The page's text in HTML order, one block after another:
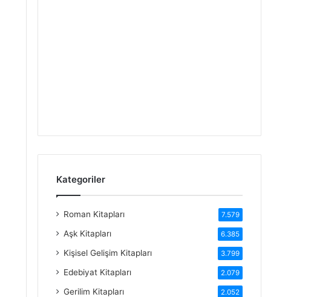
Kategoriler
Roman Kitapları 7.579
Aşk Kitapları 6.385
Kişisel Gelişim Kitapları 3.799
Edebiyat Kitapları 2.079
Gerilim Kitapları 2.052